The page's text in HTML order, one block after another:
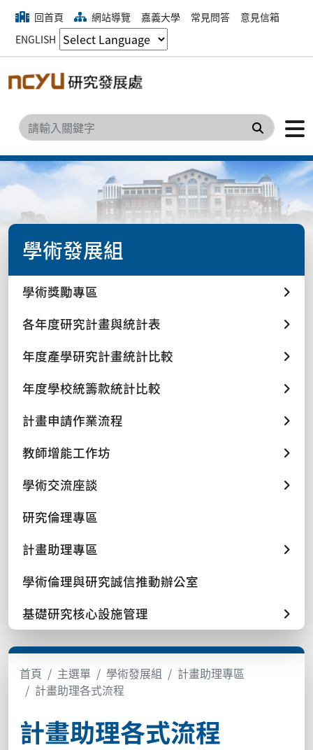
回首頁 網站導覽 嘉義大學 常見問答
意見信箱
ENGLISH
搜尋
學術發展組
學術獎勵專區
各年度研究計畫與統計表
年度產學研究計畫統計比較
年度學校統籌款統計比較
計畫申請作業流程
教師增能工作坊
學術交流座談
研究倫理專區
計畫助理專區
學術倫理與研究誠信推動辦公室
基礎研究核心設施管理
首頁 主選單 學術發展組
計畫助理專區
計畫助理各式流程
計畫助理各式流程